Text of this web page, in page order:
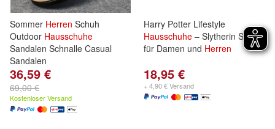
Sommer Herren Schuh
Outdoor Hausschuhe
Sandalen Schnalle Casual
Sandalen
36,59 €
69,00 €
Kostenloser Versand
Harry Potter Lifestyle
Hausschuhe – Slytherin Slipper
für Damen und Herren
18,95 €
+ 4,90 € Versand